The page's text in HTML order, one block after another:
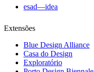
esad—idea
Extensões
Blue Design Alliance
Casa do Design
Exploratório